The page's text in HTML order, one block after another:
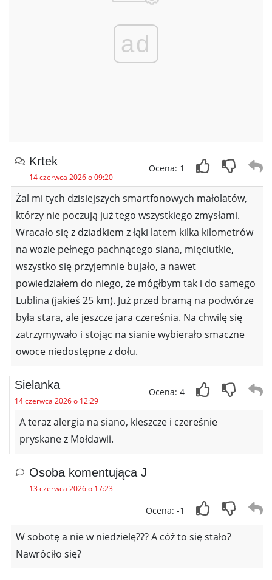
Krtek
14 czerwca 2026 o 09:20
Ocena: 1
Żal mi tych dzisiejszych smartfonowych małolatów,
którzy nie poczują już tego wszystkiego zmysłami.
Wracało się z dziadkiem z łąki latem kilka kilometrów
na wozie pełnego pachnącego siana, mięciutkie,
wszystko się przyjemnie bujało, a nawet
powiedziałem do niego, że mógłbym tak i do samego
Lublina (jakieś 25 km). Już przed bramą na podwórze
była stara, ale jeszcze jara czereśnia. Na chwilę się
zatrzymywało i stojąc na sianie wybierało smaczne
owoce niedostępne z dołu.
Sielanka
14 czerwca 2026 o 12:29
Ocena: 4
A teraz alergia na siano, kleszcze i czereśnie
pryskane z Mołdawii.
Osoba komentująca J
13 czerwca 2026 o 17:23
Ocena: -1
W sobotę a nie w niedzielę??? A cóż to się stało?
Nawróciło się?
ad